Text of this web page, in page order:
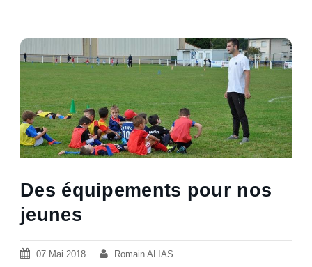
Des équipements pour nos
jeunes
07 Mai 2018
Romain ALIAS